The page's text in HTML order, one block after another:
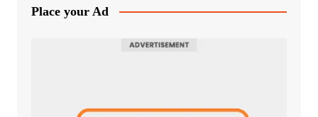
Place your Ad